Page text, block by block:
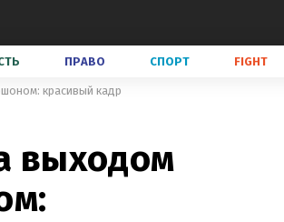
ПРАВО СПОРТ FIGHT
красивый кадр
выходом